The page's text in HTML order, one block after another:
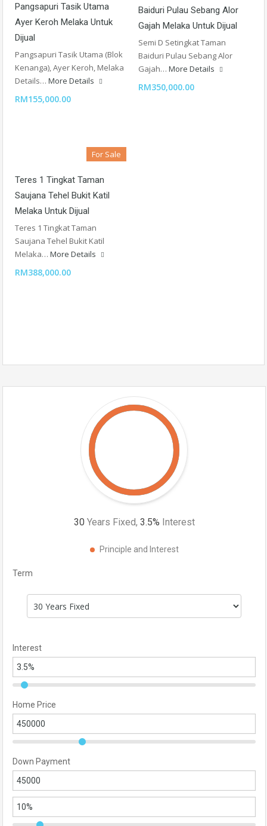
Pangsapuri Tasik Utama
Ayer Keroh Melaka Untuk
Dijual
Pangsapuri Tasik Utama (Blok
Kenanga), Ayer Keroh, Melaka
Details… More Details
RM155,000.00
Baiduri Pulau Sebang Alor
Gajah Melaka Untuk Dijual
Semi D Setingkat Taman
Baiduri Pulau Sebang Alor
Gajah… More Details
RM350,000.00
For Sale
Teres 1 Tingkat Taman
Saujana Tehel Bukit Katil
Melaka Untuk Dijual
Teres 1 Tingkat Taman
Saujana Tehel Bukit Katil
Melaka… More Details
RM388,000.00
30 Years Fixed, 3.5% Interest
Principle and Interest
Term
Interest
Home Price
Down Payment